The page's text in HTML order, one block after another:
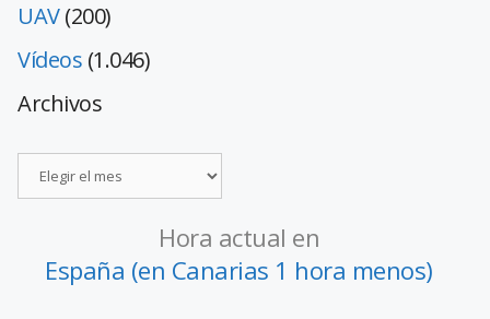
UAV(200)
Vídeos (1.046)
Archivos
Hora actual en
España (en Canarias 1 hora menos)